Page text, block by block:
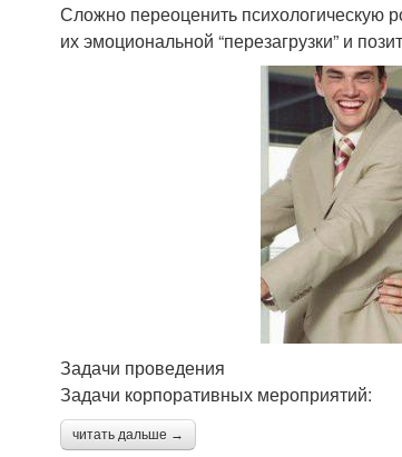
Сложно переоценить психологическую
их эмоциональной “перезагрузки” и
Задачи проведения
Задачи корпоративных мероприятий:
читать дальше →